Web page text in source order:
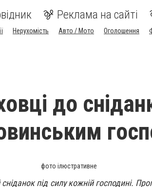
Реклама на сайті
Нерухомість Авто / Мото Оголошення
до
фото ілюстративне
під силу кожній господині.